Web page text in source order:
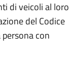
di veicoli al loro
del Codice
con